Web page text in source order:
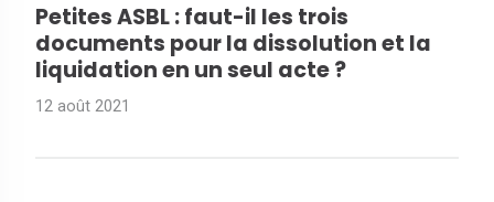
Petites ASBL : faut-il les trois
documents pour la dissolution et la
liquidation en un seul acte ?
12 août 2021